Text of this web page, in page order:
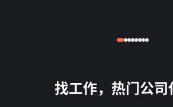
找工作，热门公司